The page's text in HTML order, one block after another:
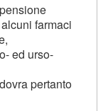
farmaci
ed urso-
pertanto